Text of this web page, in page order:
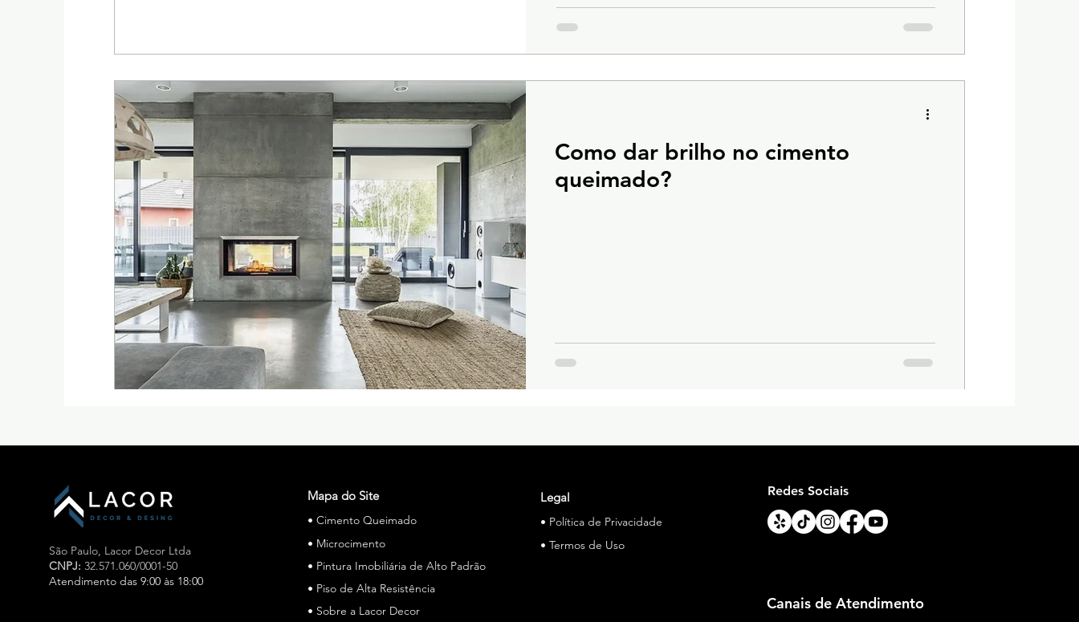
Como dar brilho no cimento
queimado?
São Paulo, Lacor Decor Ltda
CNPJ: 32.571.060/0001-50
Atendimento das 9:00 às 18:00
Especialista em cimento queimado e microcimento em
Mapa do Site
• Cimento Queimado
• Microcimento
• Pintura Imobiliária de Alto Padrão
• Piso de Alta Resistência
• Sobre a Lacor Decor
Legal
• Política de Privacidade
• Termos de Uso
Redes Sociais
Canais de Atendimento